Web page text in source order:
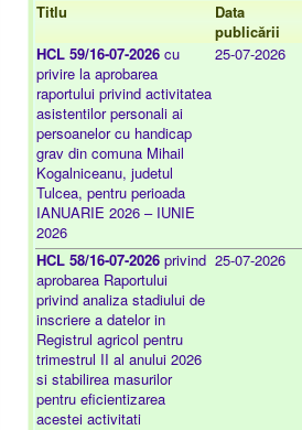
Titlu
Data
publicării
HCL 59/16-07-2026 cu
privire la aprobarea
raportului privind activitatea
asistentilor personali ai
persoanelor cu handicap
grav din comuna Mihail
Kogalniceanu, judetul
Tulcea, pentru perioada
IANUARIE 2026 – IUNIE
2026
25-07-2026
HCL 58/16-07-2026 privind
aprobarea Raportului
privind analiza stadiului de
inscriere a datelor in
Registrul agricol pentru
trimestrul II al anului 2026
si stabilirea masurilor
pentru eficientizarea
acestei activitati
25-07-2026